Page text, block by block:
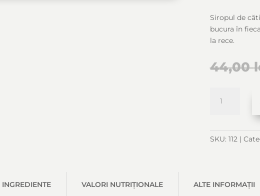
Siropul de
bucura în
la rece.
44,00
Cantitate
de
SKU: 112
INGREDIENTE VALORI NUTRIȚIONALE ALTE INFORMAȚII